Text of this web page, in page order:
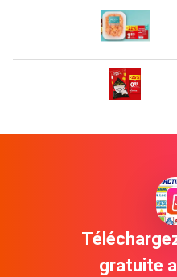
gratuite